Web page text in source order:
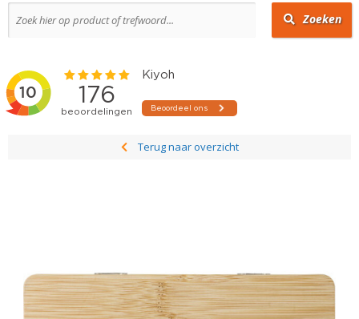
Zoeken
Terug naar overzicht